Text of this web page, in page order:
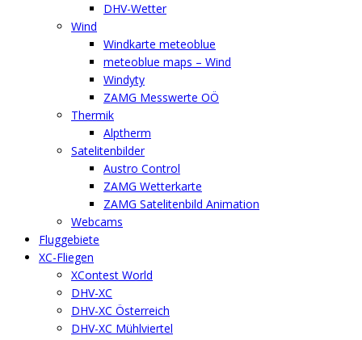
DHV-Wetter
Wind
Windkarte meteoblue
meteoblue maps – Wind
Windyty
ZAMG Messwerte OÖ
Thermik
Alptherm
Satelitenbilder
Austro Control
ZAMG Wetterkarte
ZAMG Satelitenbild Animation
Webcams
Fluggebiete
XC-Fliegen
XContest World
DHV-XC
DHV-XC Österreich
DHV-XC Mühlviertel